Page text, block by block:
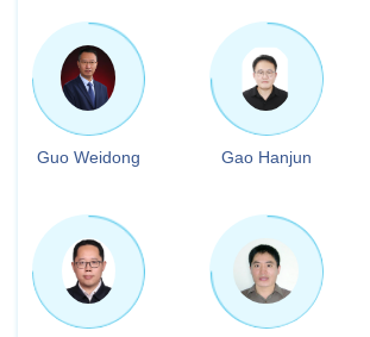
Guo Weidong Gao Hanjun